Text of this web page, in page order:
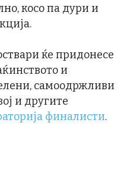
косо па дури и
ќе придонесе
и
самоодржливи
и другите
финалисти.